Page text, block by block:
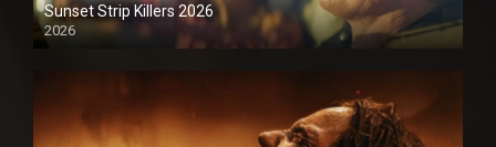
Sunset Strip Killers 2026
2026
1080P